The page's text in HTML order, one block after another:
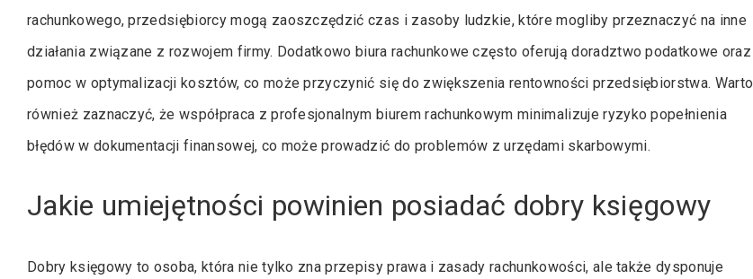
rachunkowego, przedsiębiorcy mogą zaoszczędzić czas i zasoby ludzkie, które mogliby przeznaczyć na inne
działania związane z rozwojem firmy. Dodatkowo biura rachunkowe często oferują doradztwo podatkowe oraz
pomoc w optymalizacji kosztów, co może przyczynić się do zwiększenia rentowności przedsiębiorstwa. Warto
również zaznaczyć, że współpraca z profesjonalnym biurem rachunkowym minimalizuje ryzyko popełnienia
błędów w dokumentacji finansowej, co może prowadzić do problemów z urzędami skarbowymi.
Jakie umiejętności powinien posiadać dobry księgowy
Dobry księgowy to osoba, która nie tylko zna przepisy prawa i zasady rachunkowości, ale także dysponuje